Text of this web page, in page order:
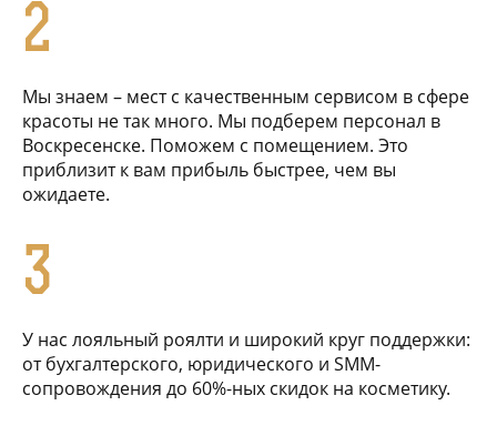
2
Мы знаем – мест с качественным сервисом в сфере
красоты не так много. Мы подберем персонал в
Воскресенске. Поможем с помещением. Это
приблизит к вам прибыль быстрее, чем вы
ожидаете.
3
У нас лояльный роялти и широкий круг поддержки:
от бухгалтерского, юридического и SMM-
сопровождения до 60%-ных скидок на косметику.